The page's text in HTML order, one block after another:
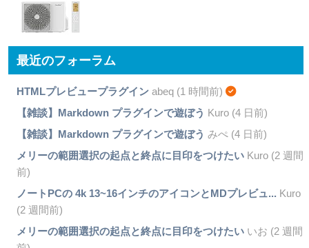
最近のフォーラム
HTMLプレビュープラグインabeq (1 時間前)
【雑談】Markdown プラグインで遊ぼう Kuro (4 日前)
【雑談】Markdown プラグインで遊ぼう みぺ (4 日前)
メリーの範囲選択の起点と終点に目印をつけたいKuro (2 週間
前)
ノートPCの 4k 13~16インチのアイコンとMDプレビュ... Kuro
(2 週間前)
メリーの範囲選択の起点と終点に目印をつけたいいお (2 週間